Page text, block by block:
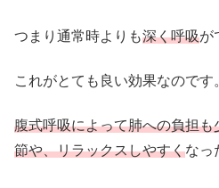
つまり通常時よりも深く呼吸が
これがとても良い効果なのです
腹式呼吸によって肺への負担
節や、リラックスしやすくなっ